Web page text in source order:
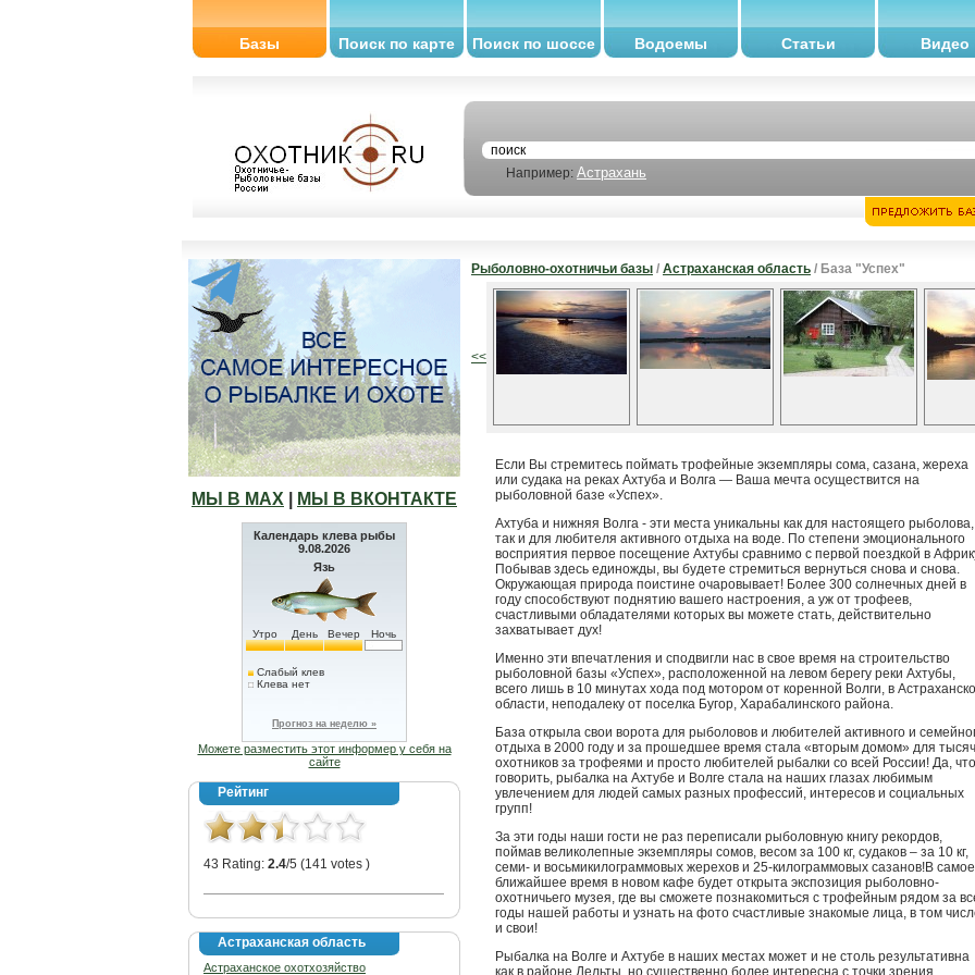
Базы Поиск по карте Поиск по шоссе Водоемы Статьи Видео
Например: Астрахань
МЫ В МАХ МЫ В ВКОНТАКТЕ
Календарь клева рыбы
9.08.2026
Язь
Утро День Вечер Ночь
Слабый клев
Клева нет
Прогноз на неделю »
Можете разместить этот информер у себя на
сайте
Рейтинг
43 Rating: 2.4/5 (141 votes )
Астраханская область
Астраханское охотхозяйство
Рыболовно-охотничьи базы / Астраханская область / База "Успех"
<<
Если Вы стремитесь поймать трофейные экземпляры сома, сазана, жереха
или судака на реках Ахтуба и Волга — Ваша мечта осуществится на
рыболовной базе «Успех».
Ахтуба и нижняя Волга - эти места уникальны как для настоящего рыболова,
так и для любителя активного отдыха на воде. По степени эмоционального
восприятия первое посещение Ахтубы сравнимо с первой поездкой в
Побывав здесь единожды, вы будете стремиться вернуться снова и снова.
Окружающая природа поистине очаровывает! Более 300 солнечных дней в
году способствуют поднятию вашего настроения, а уж от трофеев,
счастливыми обладателями которых вы можете стать, действительно
захватывает дух!
Именно эти впечатления и сподвигли нас в свое время на строительство
рыболовной базы «Успех», расположенной на левом берегу реки Ахтубы,
всего лишь в 10 минутах хода под мотором от коренной Волги, в
области, неподалеку от поселка Бугор, Харабалинского района.
База открыла свои ворота для рыболовов и любителей активного и
отдыха в 2000 году и за прошедшее время стала «вторым домом» для тысяч
охотников за трофеями и просто любителей рыбалки со всей России! Да,
говорить, рыбалка на Ахтубе и Волге стала на наших глазах любимым
увлечением для людей самых разных профессий, интересов и социальных
групп!
За эти годы наши гости не раз переписали рыболовную книгу рекордов,
поймав великолепные экземпляры сомов, весом за 100 кг, судаков – за 10 кг,
семи- и восьмикилограммовых жерехов и 25-килограммовых сазанов!В самое
ближайшее время в новом кафе будет открыта экспозиция рыболовно-
охотничьего музея, где вы сможете познакомиться с трофейным рядом за
годы нашей работы и узнать на фото счастливые знакомые лица, в том
и свои!
Рыбалка на Волге и Ахтубе в наших местах может и не столь результативна
как в районе Дельты, но существенно более интересна с точки зрения